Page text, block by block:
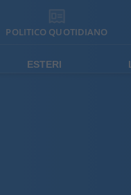
POLITICO QUOTIDIANO
ESTERI